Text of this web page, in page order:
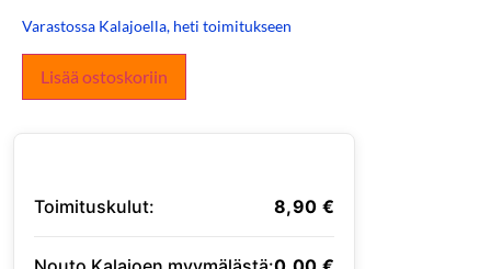
Varastossa Kalajoella, heti toimitukseen
Lisää ostoskoriin
Toimituskulut: 8,90 €